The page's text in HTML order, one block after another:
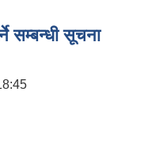
सम्बन्धी सूचना